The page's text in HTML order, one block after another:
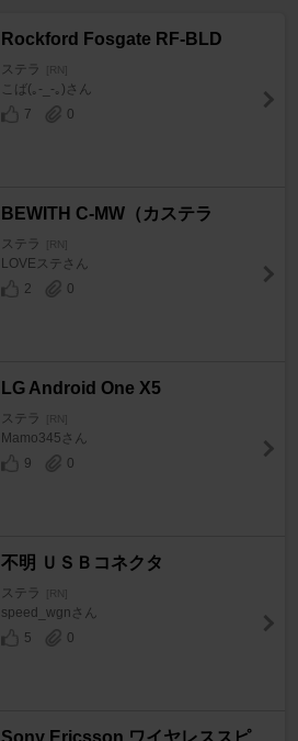
Rockford Fosgate RF-BLD
ステラ [RN]
こば(｡-_-｡)さん
7
0
BEWITH C-MW（カステラ
ステラ [RN]
LOVEステさん
2
0
LG Android One X5
ステラ [RN]
Mamo345さん
9
0
不明 ＵＳＢコネクタ
ステラ [RN]
speed_wgnさん
5
0
Sony Ericsson ワイヤレススピ